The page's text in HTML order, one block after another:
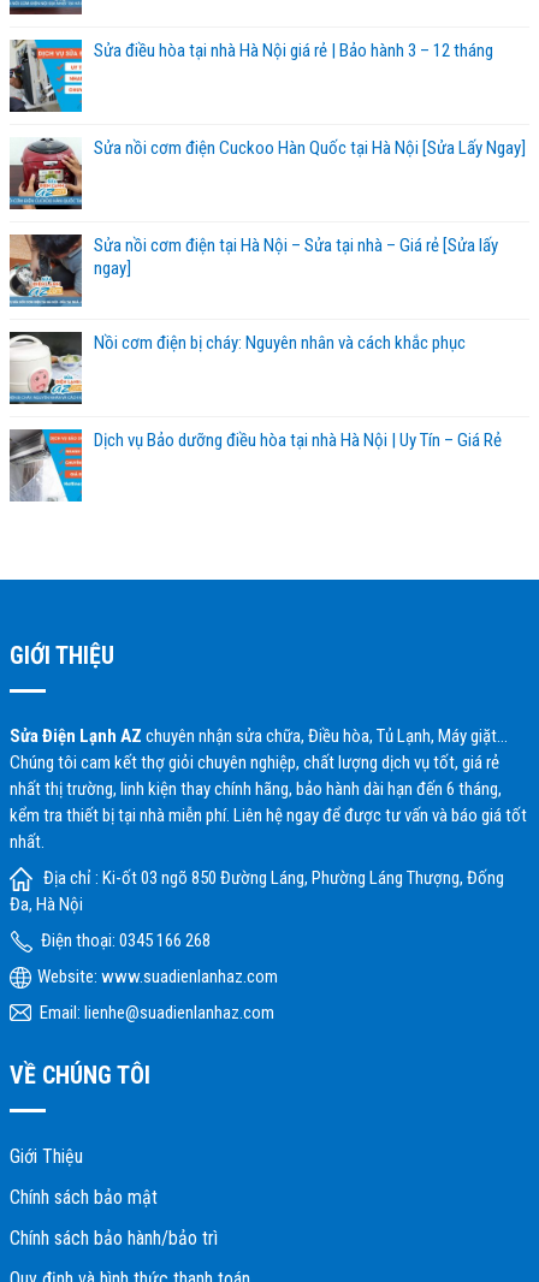
Sửa điều hòa tại nhà Hà Nội giá rẻ | Bảo hành 3 – 12 tháng
Sửa nồi cơm điện Cuckoo Hàn Quốc tại Hà Nội [Sửa Lấy Ngay]
Sửa nồi cơm điện tại Hà Nội – Sửa tại nhà – Giá rẻ [Sửa lấy
ngay]
Nồi cơm điện bị cháy: Nguyên nhân và cách khắc phục
Dịch vụ Bảo dưỡng điều hòa tại nhà Hà Nội | Uy Tín – Giá Rẻ
GIỚI THIỆU
Sửa Điện Lạnh AZ chuyên nhận sửa chữa, Điều hòa, Tủ Lạnh, Máy giặt…
Chúng tôi cam kết thợ giỏi chuyên nghiệp, chất lượng dịch vụ tốt, giá rẻ
nhất thị trường, linh kiện thay chính hãng, bảo hành dài hạn đến 6 tháng,
kểm tra thiết bị tại nhà miễn phí. Liên hệ ngay để được tư vấn và báo giá tốt
nhất.
Địa chỉ : Ki-ốt 03 ngõ 850 Đường Láng, Phường Láng Thượng, Đống
Đa, Hà Nội
Điện thoại: 0345 166 268
Website: www.suadienlanhaz.com
Email: lienhe@suadienlanhaz.com
VỀ CHÚNG TÔI
Giới Thiệu
Chính sách bảo mật
Chính sách bảo hành/bảo trì